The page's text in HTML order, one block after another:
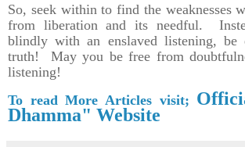
So, seek within to find the weaknesses
from liberation and its needful.
blindly with an enslaved listening, be
truth! May you be free from
listening!
To read More Articles visit;
Dhamma" Website